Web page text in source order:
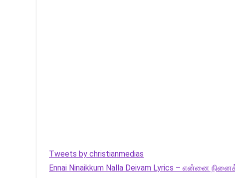
Tweets by christianmedias
Ennai Ninaikkum Nalla Deivam Lyrics – என்னை